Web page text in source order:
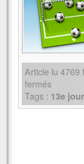
Article lu 4769
fermés
Tags : 13e